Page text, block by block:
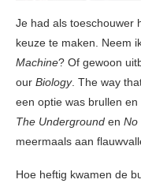
Je had als toeschouwer
keuze te maken. Neem
Machine? Of gewoon
our Biology. The way
een optie was brullen
The Underground en No
meermaals aan
Hoe heftig kwamen de